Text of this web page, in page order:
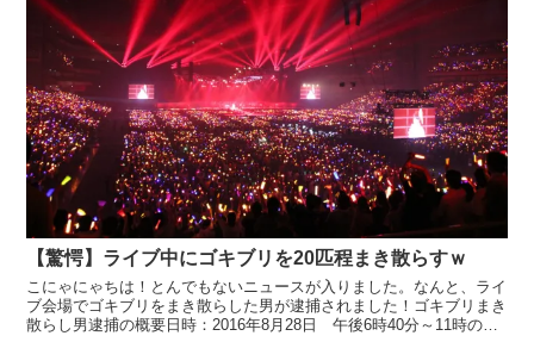
【驚愕】ライブ中にゴキブリを20匹程まき散らすｗ
こにゃにゃちは！とんでもないニュースが入りました。なんと、ライ
ブ会場でゴキブリをまき散らした男が逮捕されました！ゴキブリまき
散らし男逮捕の概要日時：2016年8月28日 午後6時40分～11時の間